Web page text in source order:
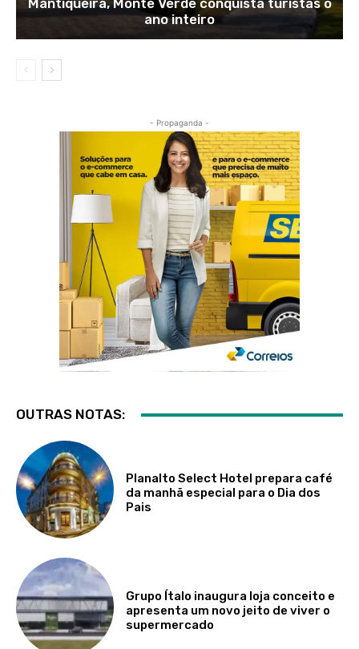
Mantiqueira, Monte Verde conquista turistas o
ano inteiro
- Propaganda -
OUTRAS NOTAS:
Planalto Select Hotel prepara café
da manhã especial para o Dia dos
Pais
Grupo Ítalo inaugura loja conceito e
apresenta um novo jeito de viver o
supermercado